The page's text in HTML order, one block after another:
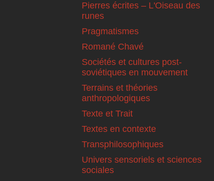
Pierres écrites – L'Oiseau des
runes
Pragmatismes
Romané Chavé
Sociétés et cultures post-
soviétiques en mouvement
Terrains et théories
anthropologiques
Texte et Trait
Textes en contexte
Transphilosophiques
Univers sensoriels et sciences
sociales